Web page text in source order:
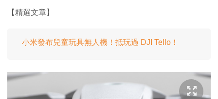
【精選文章】
小米發布兒童玩具無人機！抵玩過 DJI Tello！